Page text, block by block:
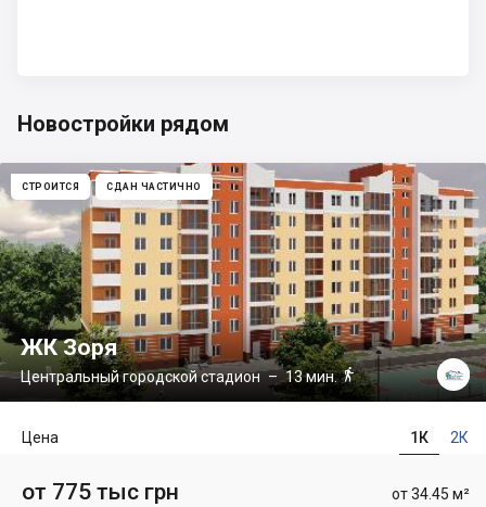
Новостройки рядом
СТРОИТСЯ СДАН ЧАСТИЧНО
ЖК Зоря
Центральный городской стадион– 13 мин.
1К 2К
Цена
от 34.45 м²
от 775 тыс грн